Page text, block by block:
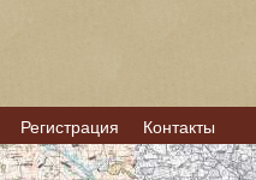
Регистрация Контакты